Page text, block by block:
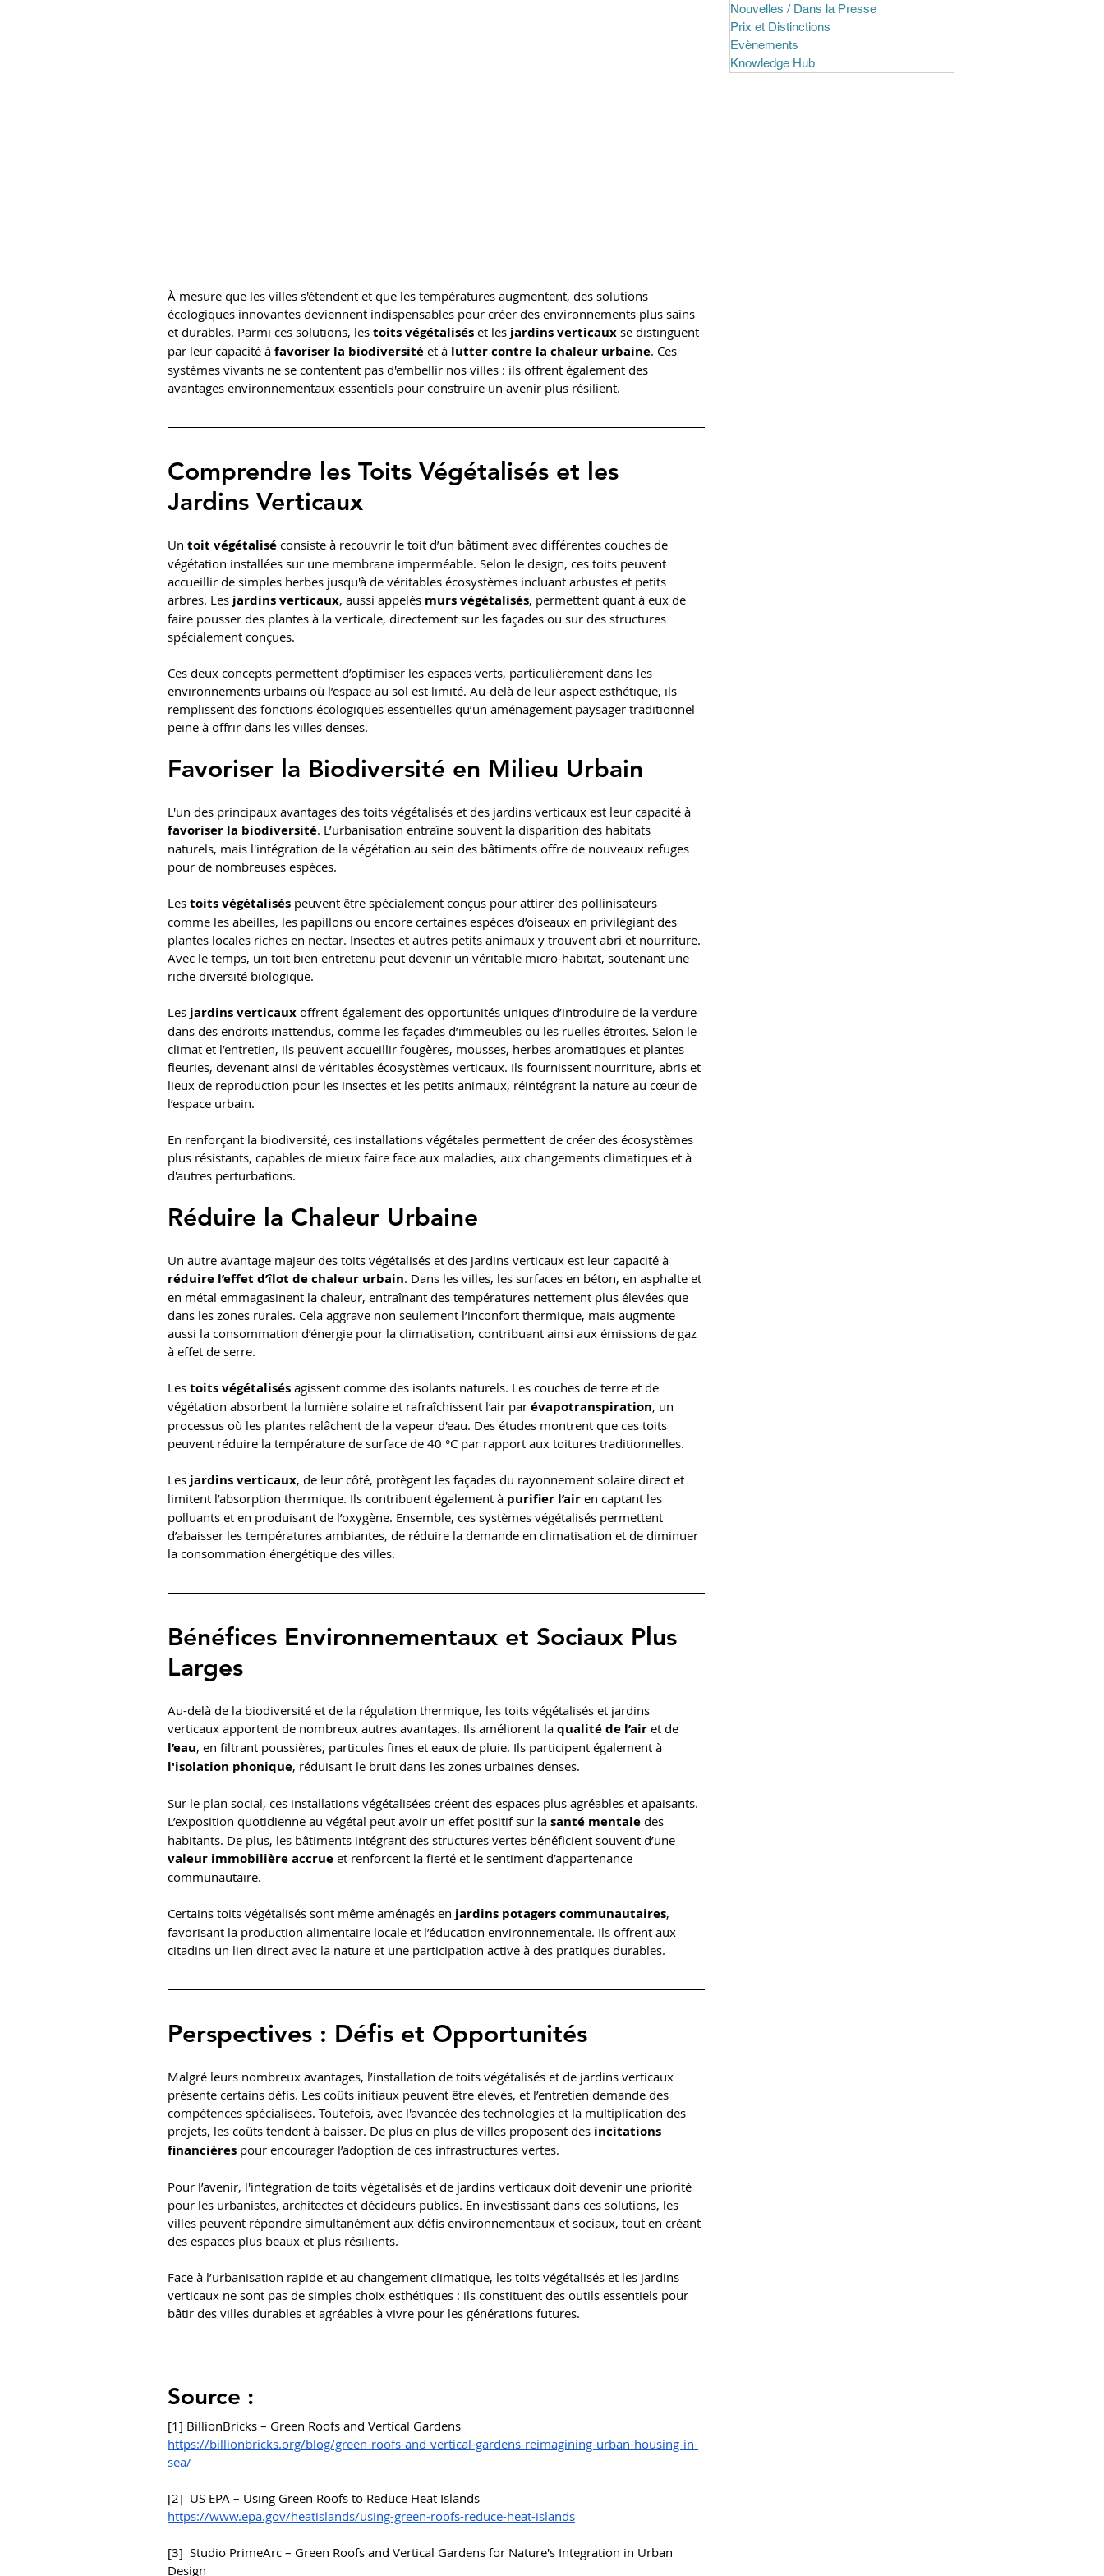
À mesure que les villes s'étendent et que les températures augmentent, des solutions
écologiques innovantes deviennent indispensables pour créer des environnements plus sains
et durables. Parmi ces solutions, les toits végétalisés et les jardins verticaux se distinguent
par leur capacité à favoriser la biodiversité et à lutter contre la chaleur urbaine. Ces
systèmes vivants ne se contentent pas d'embellir nos villes : ils offrent également des
avantages environnementaux essentiels pour construire un avenir plus résilient.
Comprendre les Toits Végétalisés et les
Jardins Verticaux
Un toit végétalisé consiste à recouvrir le toit d’un bâtiment avec différentes couches de
végétation installées sur une membrane imperméable. Selon le design, ces toits peuvent
accueillir de simples herbes jusqu'à de véritables écosystèmes incluant arbustes et petits
arbres. Les jardins verticaux, aussi appelés murs végétalisés, permettent quant à eux de
faire pousser des plantes à la verticale, directement sur les façades ou sur des structures
spécialement conçues.
Ces deux concepts permettent d’optimiser les espaces verts, particulièrement dans les
environnements urbains où l’espace au sol est limité. Au-delà de leur aspect esthétique, ils
remplissent des fonctions écologiques essentielles qu’un aménagement paysager traditionnel
peine à offrir dans les villes denses.
Favoriser la Biodiversité en Milieu Urbain
L'un des principaux avantages des toits végétalisés et des jardins verticaux est leur capacité à
favoriser la biodiversité. L’urbanisation entraîne souvent la disparition des habitats
naturels, mais l'intégration de la végétation au sein des bâtiments offre de nouveaux refuges
pour de nombreuses espèces.
Les toits végétalisés peuvent être spécialement conçus pour attirer des pollinisateurs
comme les abeilles, les papillons ou encore certaines espèces d’oiseaux en privilégiant des
plantes locales riches en nectar. Insectes et autres petits animaux y trouvent abri et nourriture.
Avec le temps, un toit bien entretenu peut devenir un véritable micro-habitat, soutenant une
riche diversité biologique.
Les jardins verticaux offrent également des opportunités uniques d’introduire de la verdure
dans des endroits inattendus, comme les façades d’immeubles ou les ruelles étroites. Selon le
climat et l’entretien, ils peuvent accueillir fougères, mousses, herbes aromatiques et plantes
fleuries, devenant ainsi de véritables écosystèmes verticaux. Ils fournissent nourriture, abris et
lieux de reproduction pour les insectes et les petits animaux, réintégrant la nature au cœur de
l’espace urbain.
En renforçant la biodiversité, ces installations végétales permettent de créer des écosystèmes
plus résistants, capables de mieux faire face aux maladies, aux changements climatiques et à
d'autres perturbations.
Réduire la Chaleur Urbaine
Un autre avantage majeur des toits végétalisés et des jardins verticaux est leur capacité à
réduire l’effet d’îlot de chaleur urbain. Dans les villes, les surfaces en béton, en asphalte et
en métal emmagasinent la chaleur, entraînant des températures nettement plus élevées que
dans les zones rurales. Cela aggrave non seulement l’inconfort thermique, mais augmente
aussi la consommation d’énergie pour la climatisation, contribuant ainsi aux émissions de gaz
à effet de serre.
Les toits végétalisés agissent comme des isolants naturels. Les couches de terre et de
végétation absorbent la lumière solaire et rafraîchissent l’air par évapotranspiration, un
processus où les plantes relâchent de la vapeur d'eau. Des études montrent que ces toits
peuvent réduire la température de surface de 40 °C par rapport aux toitures traditionnelles.
Les jardins verticaux, de leur côté, protègent les façades du rayonnement solaire direct et
limitent l’absorption thermique. Ils contribuent également à purifier l’air en captant les
polluants et en produisant de l’oxygène. Ensemble, ces systèmes végétalisés permettent
d’abaisser les températures ambiantes, de réduire la demande en climatisation et de diminuer
la consommation énergétique des villes.
Bénéfices Environnementaux et Sociaux Plus
Larges
Au-delà de la biodiversité et de la régulation thermique, les toits végétalisés et jardins
verticaux apportent de nombreux autres avantages. Ils améliorent la qualité de l’air et de
l’eau, en filtrant poussières, particules fines et eaux de pluie. Ils participent également à
l'isolation phonique, réduisant le bruit dans les zones urbaines denses.
Sur le plan social, ces installations végétalisées créent des espaces plus agréables et apaisants.
L’exposition quotidienne au végétal peut avoir un effet positif sur la santé mentale des
habitants. De plus, les bâtiments intégrant des structures vertes bénéficient souvent d’une
valeur immobilière accrue et renforcent la fierté et le sentiment d’appartenance
communautaire.
Certains toits végétalisés sont même aménagés en jardins potagers communautaires,
favorisant la production alimentaire locale et l’éducation environnementale. Ils offrent aux
citadins un lien direct avec la nature et une participation active à des pratiques durables.
Perspectives : Défis et Opportunités
Malgré leurs nombreux avantages, l’installation de toits végétalisés et de jardins verticaux
présente certains défis. Les coûts initiaux peuvent être élevés, et l’entretien demande des
compétences spécialisées. Toutefois, avec l'avancée des technologies et la multiplication des
projets, les coûts tendent à baisser. De plus en plus de villes proposent des incitations
financières pour encourager l’adoption de ces infrastructures vertes.
Pour l’avenir, l'intégration de toits végétalisés et de jardins verticaux doit devenir une priorité
pour les urbanistes, architectes et décideurs publics. En investissant dans ces solutions, les
villes peuvent répondre simultanément aux défis environnementaux et sociaux, tout en créant
des espaces plus beaux et plus résilients.
Face à l’urbanisation rapide et au changement climatique, les toits végétalisés et les jardins
verticaux ne sont pas de simples choix esthétiques : ils constituent des outils essentiels pour
bâtir des villes durables et agréables à vivre pour les générations futures.
Source :
[1] BillionBricks – Green Roofs and Vertical Gardens
https://billionbricks.org/blog/green-roofs-and-vertical-gardens-reimagining-urban-housing-in-
sea/
[2]  US EPA – Using Green Roofs to Reduce Heat Islands
https://www.epa.gov/heatislands/using-green-roofs-reduce-heat-islands
[3]  Studio PrimeArc – Green Roofs and Vertical Gardens for Nature's Integration in Urban
Design
Nouvelles / Dans la Presse
Prix et Distinctions
Evènements
Knowledge Hub